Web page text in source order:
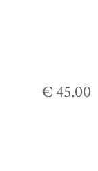
€ 45.00